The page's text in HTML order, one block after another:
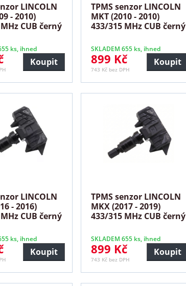
LINCOLN
- 2010)
CUB černý
ks, ihned
Koupit
TPMS senzor LINCOLN
MKT (2010 - 2010)
433/315 MHz CUB černý
SKLADEM 655 ks, ihned
899 Kč
743 Kč bez DPH
Koupit
LINCOLN
- 2016)
CUB černý
ks, ihned
Koupit
TPMS senzor LINCOLN
MKX (2017 - 2019)
433/315 MHz CUB černý
SKLADEM 655 ks, ihned
899 Kč
743 Kč bez DPH
Koupit